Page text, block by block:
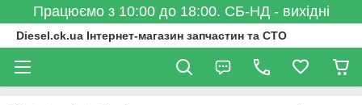
Працюємо з 10:00 до 18:00. СБ-НД - вихідні
Diesel.ck.ua Інтернет-магазин запчастин та СТО